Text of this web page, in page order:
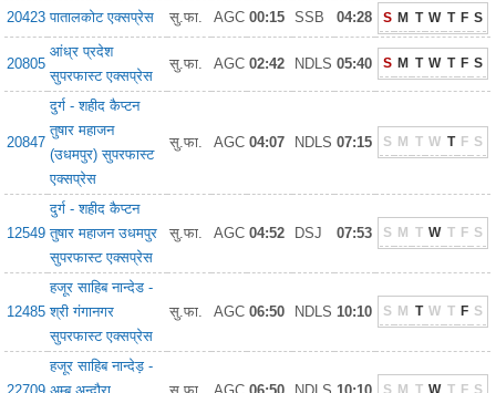
20423 पातालकोट एक्सप्रेस सु.फा. AGC 00:15 SSB 04:28 S M T W T F S
20805
आंध्र प्रदेश
सुपरफास्ट एक्सप्रेस
सु.फा. AGC 02:42 NDLS 05:40 S M T W T F S
20847
दुर्ग - शहीद कैप्टन
तुषार महाजन
(उधमपुर) सुपरफास्ट
एक्सप्रेस
सु.फा. AGC 04:07 NDLS 07:15 S M T W T F S
12549
दुर्ग - शहीद कैप्टन
तुषार महाजन उधमपुर
सुपरफास्ट एक्सप्रेस
सु.फा. AGC 04:52 DSJ 07:53 S M T W T F S
12485
हजूर साहिब नान्देड -
श्री गंगानगर
सुपरफास्ट एक्सप्रेस
सु.फा. AGC 06:50 NDLS 10:10 S M T W T F S
हजूर साहिब नान्देड़ -
S M T W T F S